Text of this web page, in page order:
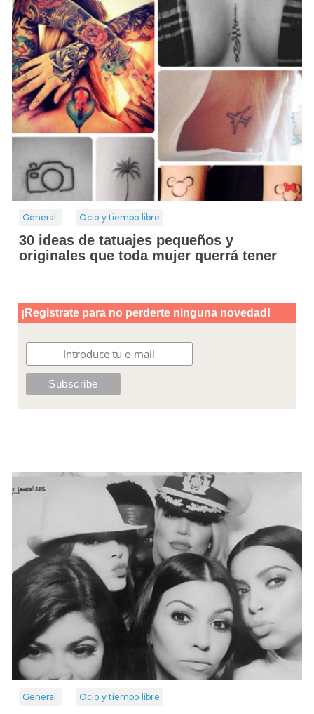
General Ocio y tiempo libre
30 ideas de tatuajes pequeños y
originales que toda mujer querrá tener
General Ocio y tiempo libre